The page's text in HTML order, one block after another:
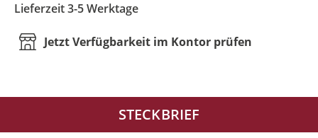
Lieferzeit 3-5 Werktage
Jetzt Verfügbarkeit im Kontor prüfen
STECKBRIEF